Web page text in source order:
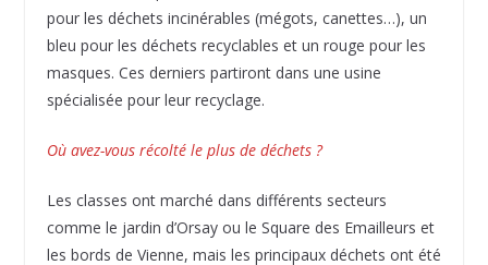
pour les déchets incinérables (mégots, canettes…), un
bleu pour les déchets recyclables et un rouge pour les
masques. Ces derniers partiront dans une usine
spécialisée pour leur recyclage.
Où avez-vous récolté le plus de déchets ?
Les classes ont marché dans différents secteurs
comme le jardin d’Orsay ou le Square des Emailleurs et
les bords de Vienne, mais les principaux déchets ont été